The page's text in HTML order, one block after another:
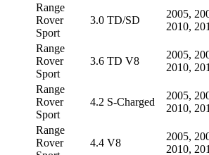
Range
Rover
Sport
3.0 TD/SD
2005,
2010,
Range
Rover
Sport
3.6 TD V8
2005,
2010,
Range
Rover
Sport
4.2 S-Charged
2005,
2010,
Range
Rover
4.4 V8
2005,
2010,